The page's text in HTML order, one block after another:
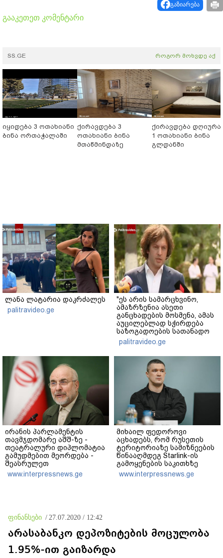
გაზიარება
გააკეთეთ კომენტარი
SS.GE როგორ მოხვდე აქ
იყიდება 3 ოთახიანი
ბინა ორთაჭალაში
ქირავდება 3
ოთახიანი ბინა
მთაწმინდაზე
ქირავდება
1 ოთახიანი ბინა
გლდანში
ლანა ლატარია დაკრძალეს
palitravideo.ge
"ეს არის სამარცხვინო,
ამაზრზენია ასეთი
განცხადების მოსმენა, ამას
აუცილებლად სჭირდება
საზოგადოების სათანადო
რეაქცია" - ირაკლი
კობახიძე
palitravideo.ge
ირანის პარლამენტის
თავმჯდომარე აშშ-ზე -
თეატრალური დიპლომატია
გამუდმებით მეორდება -
შეასრულეთ
ვალდებულებები, მეტი
თეატრი არ გვჭირდება
www.interpressnews.ge
მიხაილ ფედოროვი
აცხადებს, რომ რუსეთის
ტერიტორიაზე სამიზნეების
წინააღმდეგ Starlink-ის
გამოყენების საკითხზე
ილონ მასკთან
მოლაპარაკებებს
www.interpressnews.ge
ფინანსები / 27.07.2020 / 12:42
არასაბანკო დეპოზიტების მოცულობა
1.95%-ით გაიზარდა